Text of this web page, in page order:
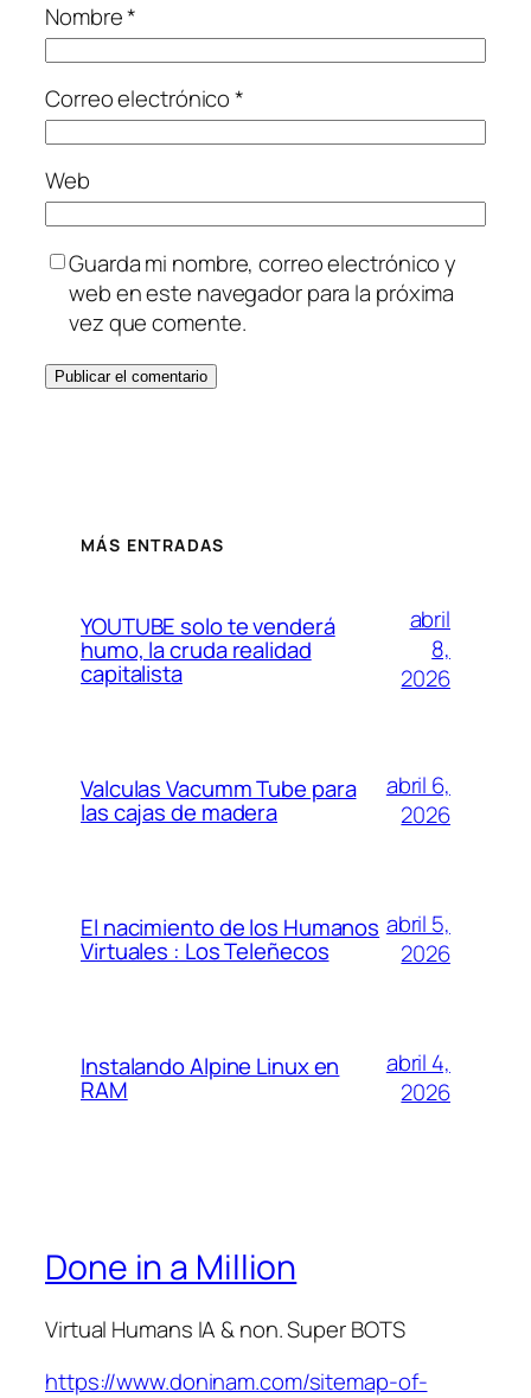
Nombre*
Correo electrónico*
Web
Guarda mi nombre, correo electrónico y
web en este navegador para la próxima
vez que comente.
MÁS ENTRADAS
YOUTUBE solo te venderá
humo, la cruda realidad
capitalista
abril
8,
2026
Valculas Vacumm Tube para
las cajas de madera
abril 6,
2026
El nacimiento de los Humanos
Virtuales : Los Teleñecos
abril 5,
2026
Instalando Alpine Linux en
RAM
abril 4,
2026
Done in a Million
Virtual Humans IA & non. Super BOTS
https://www.doninam.com/sitemap-of-